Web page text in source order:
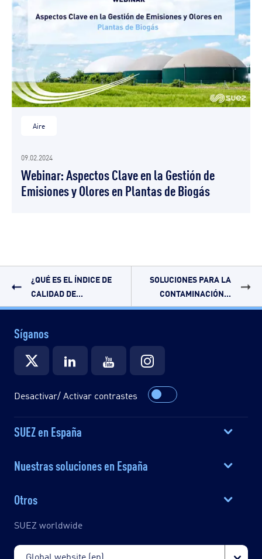
Aire
09.02.2024
Webinar: Aspectos Clave en la Gestión de
Emisiones y Olores en Plantas de Biogás
¿QUÉ ES EL ÍNDICE DE
CALIDAD DE...
SOLUCIONES PARA LA
CONTAMINACIÓN...
Síganos
Desactivar/ Activar contrastes
SUEZ en España
Nuestras soluciones en España
Otros
SUEZ worldwide